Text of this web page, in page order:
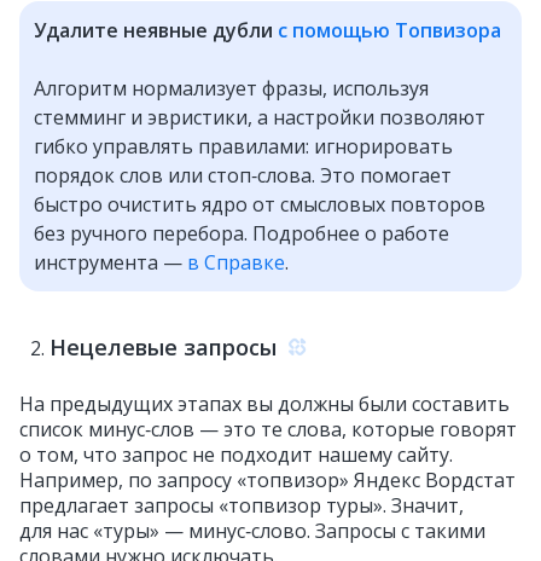
Удалите неявные дубли с помощью Топвизора
Алгоритм нормализует фразы, используя
стемминг и эвристики, а настройки позволяют
гибко управлять правилами: игнорировать
порядок слов или стоп‑слова. Это помогает
быстро очистить ядро от смысловых повторов
без ручного перебора. Подробнее о работе
инструмента — в Справке.
Нецелевые запросы
На предыдущих этапах вы должны были составить
список минус‑слов — это те слова, которые говорят
о том, что запрос не подходит нашему сайту.
Например, по запросу «топвизор» Яндекс Вордстат
предлагает запросы «топвизор туры». Значит,
для нас «туры» — минус‑слово. Запросы с такими